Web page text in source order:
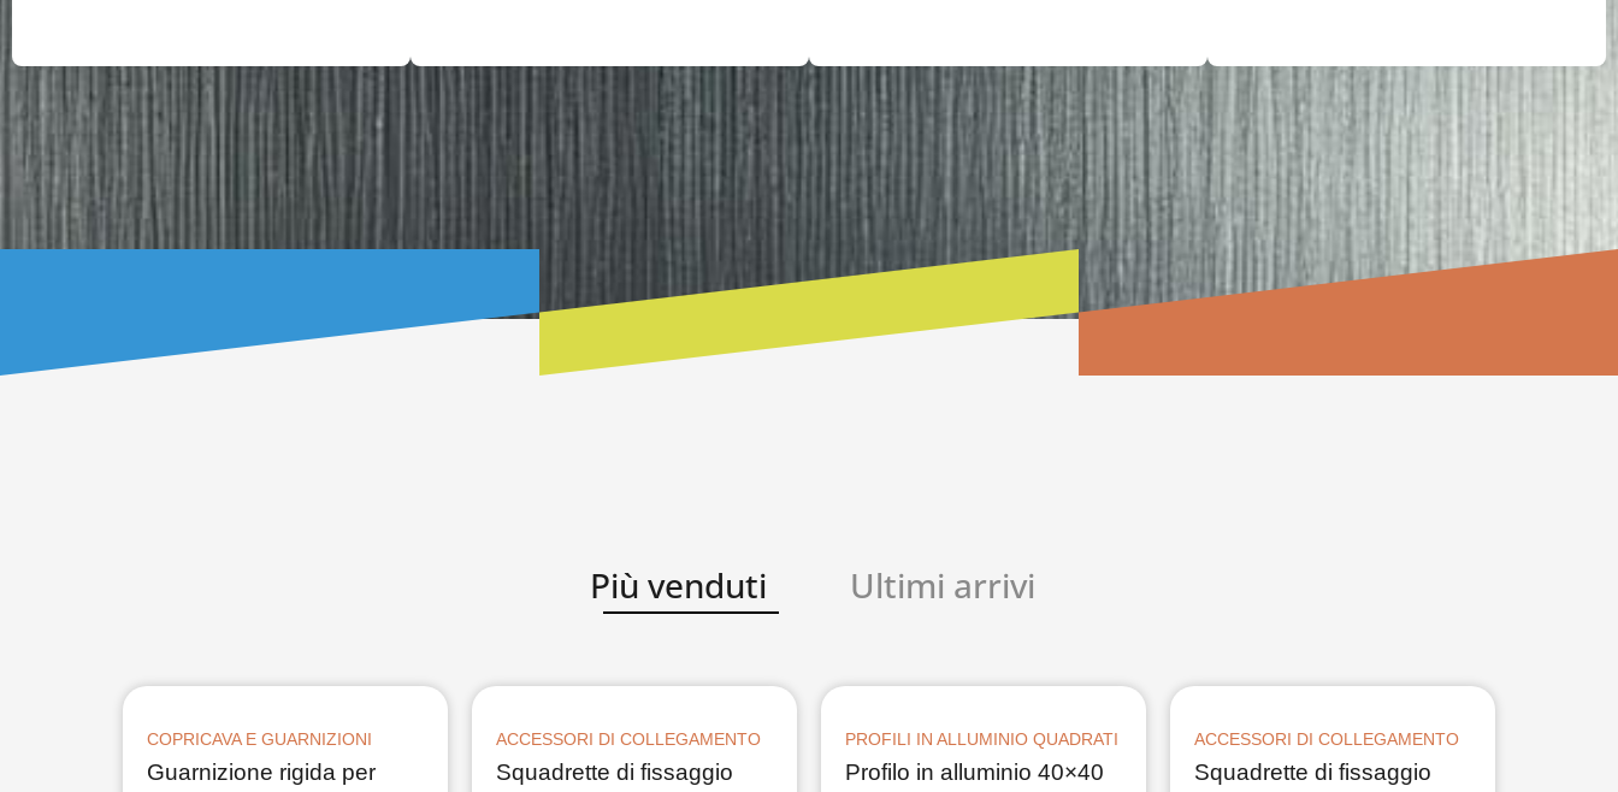
Più venduti Ultimi arrivi
COPRICAVA E GUARNIZIONI
Guarnizione rigida per
ACCESSORI DI COLLEGAMENTO
Squadrette di fissaggio
PROFILI IN ALLUMINIO QUADRATI
Profilo in alluminio 40×40
ACCESSORI DI COLLEGAMENTO
Squadrette di fissaggio